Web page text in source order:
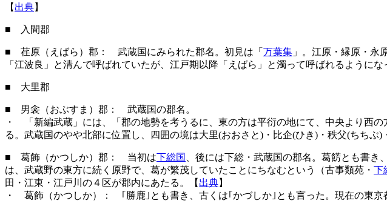
【 出典】
■ 入間郡
■ 荏原（えばら）郡： 武蔵国にみられた郡名。初見は「 万葉集 」。江原・縁原・永
「江波良」と清んで呼ばれていたが、江戸期以降「えばら」と濁って呼ばれるようにな
■ 大里郡
■ 男衾（おぶすま）郡： 武蔵国の郡名。
・ 「新編武蔵」には、「郡の地勢を考うるに、東の方は平衍の地にて、中央より西
る。武蔵国のやや北部に位置し、四囲の境は大里(おおさと)・比企(ひき)・秩父(ちち
■ 葛飾（かつしか）郡： 当初は下総国 、後には下総・武蔵国の郡名。葛餝とも書き
は、武蔵野の東方に続く原野で、葛が繁茂していたことにちなむという（古事類苑・ 下
田・江東・江戸川の４区が郡内にあたる。【 出典】
・ 葛飾（かつしか）： ｢勝鹿｣とも書き、古くは｢かづしか｣とも言った。現在の東京